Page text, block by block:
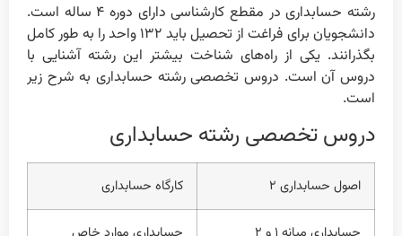
رشته حسابداری در مقطع کارشناسی دارای دوره ۴ ساله است.
دانشجویان برای فراغت از تحصیل باید ۱۳۲ واحد را به طور کامل
بگذرانند. یکی از راه‌های شناخت بیشتر این رشته آشنایی با
دروس آن است. دروس تخصصی رشته حسابداری به شرح زیر
است.
دروس تخصصی رشته حسابداری
اصول حسابداری ۲ کارگاه حسابداری